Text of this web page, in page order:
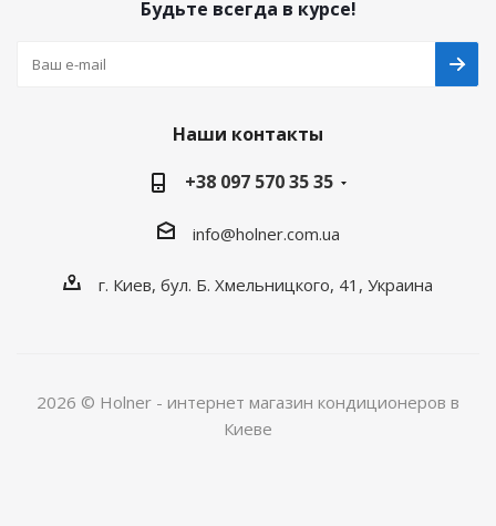
Будьте всегда в курсе!
Наши контакты
+38 097 570 35 35
info@holner.com.ua
г. Киев, бул. Б. Хмельницкого, 41, Украина
2026 © Holner - интернет магазин кондиционеров в
Киеве